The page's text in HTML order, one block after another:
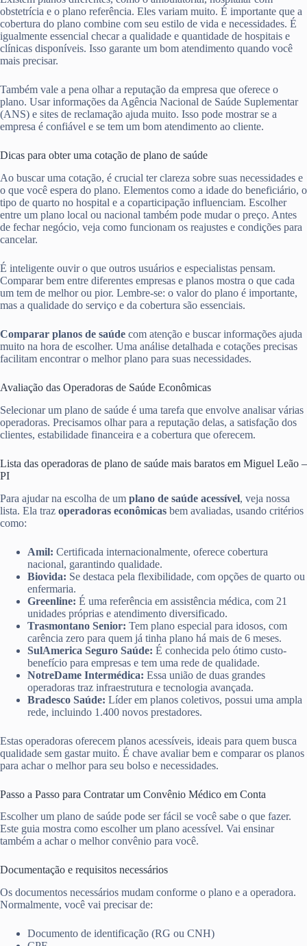
obstetrícia e o plano referência. Eles variam muito. É importante que a
cobertura do plano combine com seu estilo de vida e necessidades. É
igualmente essencial checar a qualidade e quantidade de hospitais e
clínicas disponíveis. Isso garante um bom atendimento quando você
mais precisar.
Também vale a pena olhar a reputação da empresa que oferece o
plano. Usar informações da Agência Nacional de Saúde Suplementar
(ANS) e sites de reclamação ajuda muito. Isso pode mostrar se a
empresa é confiável e se tem um bom atendimento ao cliente.
Dicas para obter uma cotação de plano de saúde
Ao buscar uma cotação, é crucial ter clareza sobre suas necessidades e
o que você espera do plano. Elementos como a idade do beneficiário, o
tipo de quarto no hospital e a coparticipação influenciam. Escolher
entre um plano local ou nacional também pode mudar o preço. Antes
de fechar negócio, veja como funcionam os reajustes e condições para
cancelar.
É inteligente ouvir o que outros usuários e especialistas pensam.
Comparar bem entre diferentes empresas e planos mostra o que cada
um tem de melhor ou pior. Lembre-se: o valor do plano é importante,
mas a qualidade do serviço e da cobertura são essenciais.
Comparar planos de saúde com atenção e buscar informações ajuda
muito na hora de escolher. Uma análise detalhada e cotações precisas
facilitam encontrar o melhor plano para suas necessidades.
Avaliação das Operadoras de Saúde Econômicas
Selecionar um plano de saúde é uma tarefa que envolve analisar várias
operadoras. Precisamos olhar para a reputação delas, a satisfação dos
clientes, estabilidade financeira e a cobertura que oferecem.
Lista das operadoras de plano de saúde mais baratos em Miguel Leão –
PI
Para ajudar na escolha de um plano de saúde acessível, veja nossa
lista. Ela traz operadoras econômicas bem avaliadas, usando critérios
como:
Amil: Certificada internacionalmente, oferece cobertura
nacional, garantindo qualidade.
Biovida: Se destaca pela flexibilidade, com opções de quarto ou
enfermaria.
Greenline: É uma referência em assistência médica, com 21
unidades próprias e atendimento diversificado.
Trasmontano Senior: Tem plano especial para idosos, com
carência zero para quem já tinha plano há mais de 6 meses.
SulAmerica Seguro Saúde: É conhecida pelo ótimo custo-
benefício para empresas e tem uma rede de qualidade.
NotreDame Intermédica: Essa união de duas grandes
operadoras traz infraestrutura e tecnologia avançada.
Bradesco Saúde: Líder em planos coletivos, possui uma ampla
rede, incluindo 1.400 novos prestadores.
Estas operadoras oferecem planos acessíveis, ideais para quem busca
qualidade sem gastar muito. É chave avaliar bem e comparar os planos
para achar o melhor para seu bolso e necessidades.
Passo a Passo para Contratar um Convênio Médico em Conta
Escolher um plano de saúde pode ser fácil se você sabe o que fazer.
Este guia mostra como escolher um plano acessível. Vai ensinar
também a achar o melhor convênio para você.
Documentação e requisitos necessários
Os documentos necessários mudam conforme o plano e a operadora.
Normalmente, você vai precisar de:
Documento de identificação (RG ou CNH)